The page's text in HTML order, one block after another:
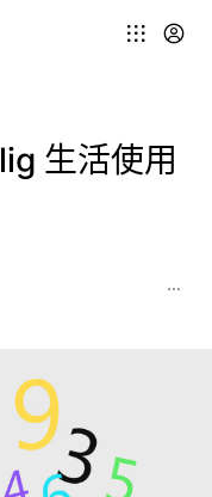
生活使用